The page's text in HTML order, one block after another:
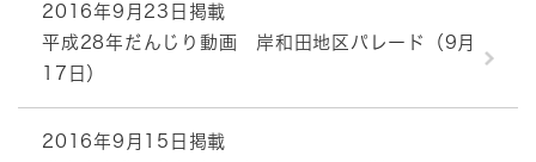
2016年9月23日掲載
平成28年だんじり動画 岸和田地区パレード（9月
17日）
2016年9月15日掲載